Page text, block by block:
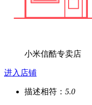
小米信酷专卖店
进入店铺
描述相符： 5.0